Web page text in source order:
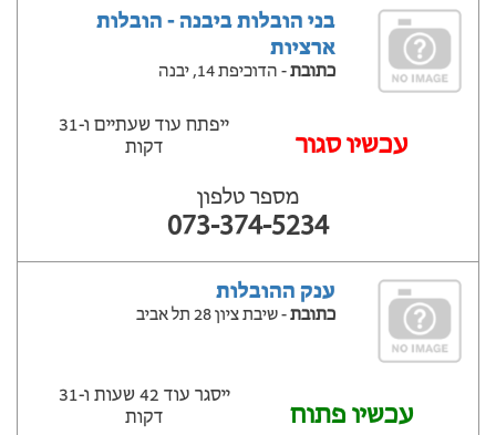
בני הובלות ביבנה - הובלות
ארציות
כתובת- הדוכיפת 14, יבנה
‫עכשיו סגור
ייפתח עוד שעתיים ‫ו-31
דקות
מספר טלפון
073-374-5234
ענק ההובלות
כתובת- שיבת ציון 28 תל אביב
עכשיו פתוח
ייסגר עוד 42 שעות ‫ו-31
דקות